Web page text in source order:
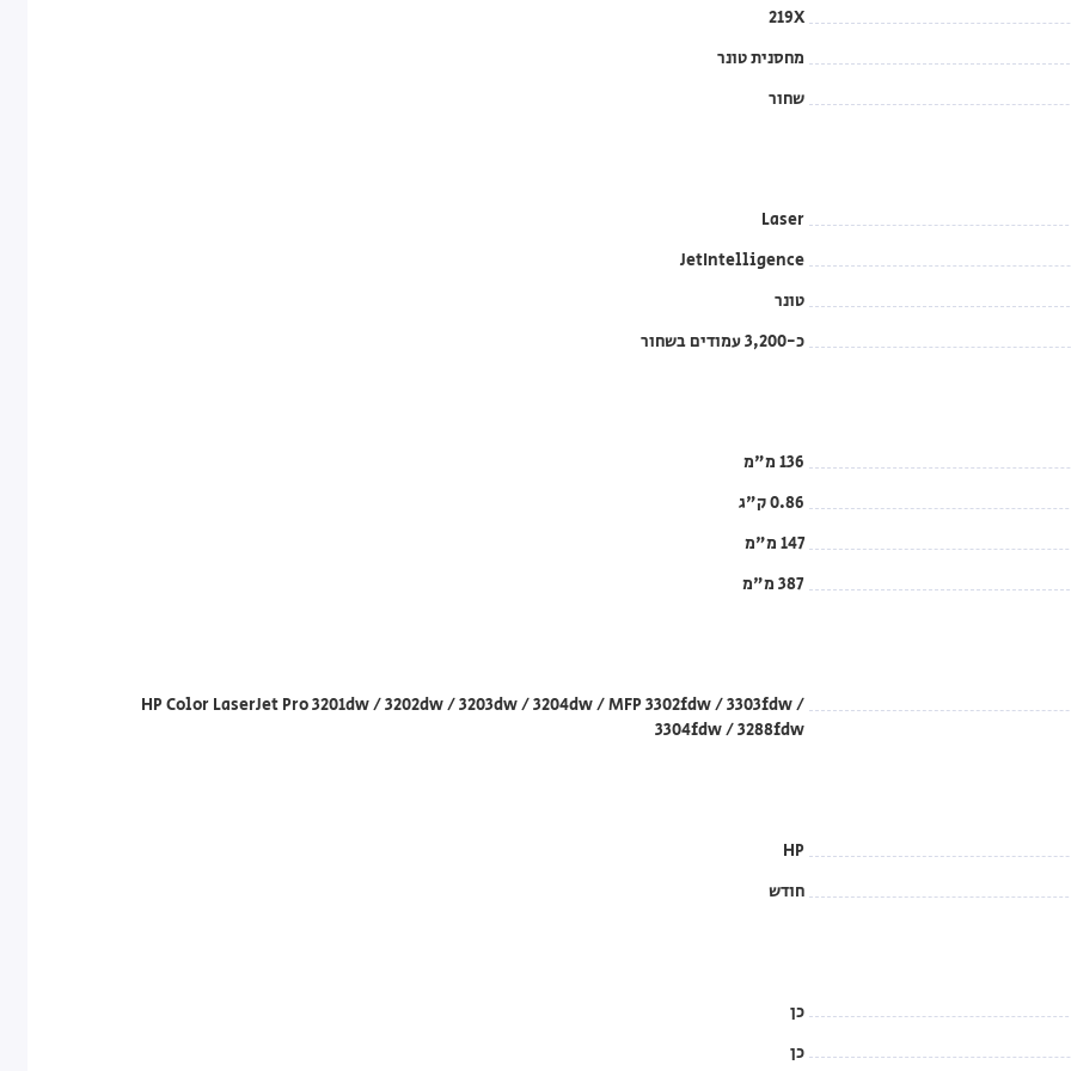
219X
מחסנית טונר
שחור
Laser
JetIntelligence
טונר
כ-3,200 עמודים בשחור
136 מ"מ
0.86 ק"ג
147 מ"מ
387 מ"מ
HP Color LaserJet Pro 3201dw / 3202dw / 3203dw / 3204dw / MFP 3302fdw / 3303fdw /
3304fdw / 3288fdw
HP
חודש
כן
כן